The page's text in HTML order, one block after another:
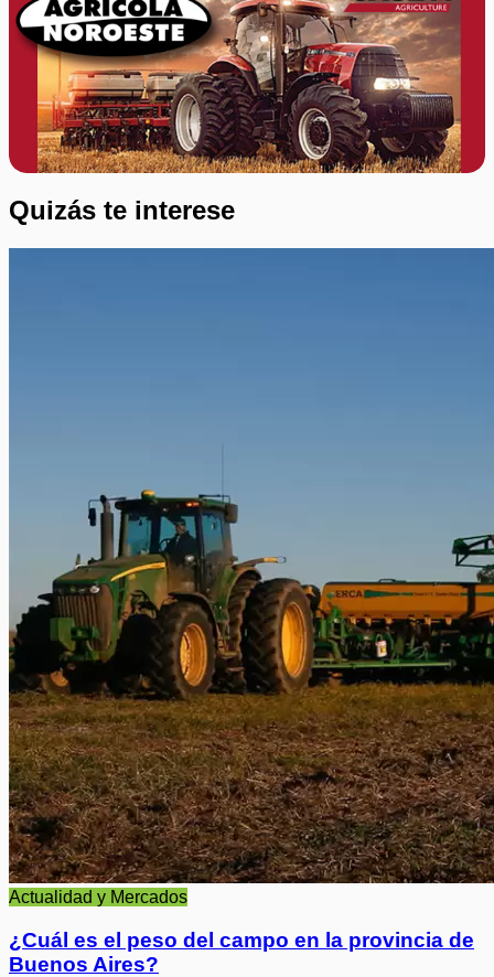
Quizás te interese
Actualidad y Mercados
¿Cuál es el peso del campo en la provincia de
Buenos Aires?